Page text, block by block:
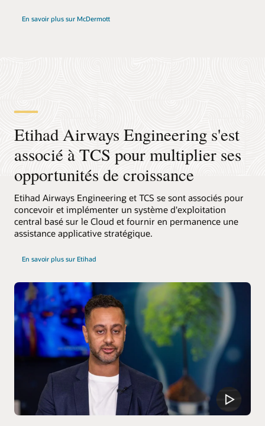
En savoir plus sur McDermott
Etihad Airways Engineering s'est
associé à TCS pour multiplier ses
opportunités de croissance
Etihad Airways Engineering et TCS se sont associés pour
concevoir et implémenter un système d'exploitation
central basé sur le Cloud et fournir en permanence une
assistance applicative stratégique.
En savoir plus sur Etihad